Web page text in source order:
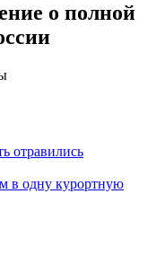
о полной
отравились
в одну курортную